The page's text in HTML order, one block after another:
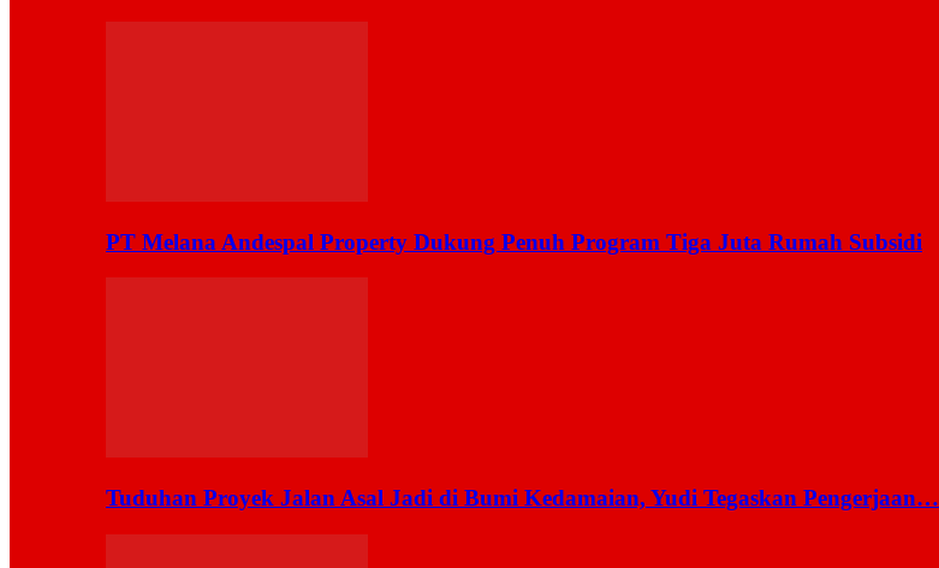
PT Melana Andespal Property Dukung Penuh Program Tiga Juta Rumah Subsidi
Tuduhan Proyek Jalan Asal Jadi di Bumi Kedamaian, Yudi Tegaskan Pengerjaan…